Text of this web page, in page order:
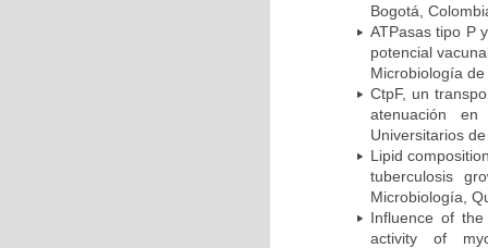
Bogotá,
ATPasas tipo P
potencial
Microbiología
CtpF, un
atenuación
Universitarios
Lipid
tuberculosis
Microbiología,
Influence of the
activity of